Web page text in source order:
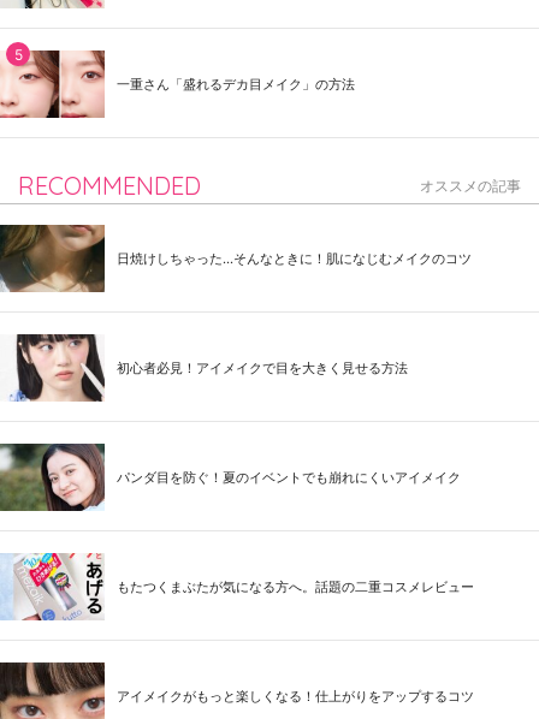
一重さん「盛れるデカ目メイク」の方法
RECOMMENDED オススメの記事
日焼けしちゃった...そんなときに！肌になじむメイクのコツ
初心者必見！アイメイクで目を大きく見せる方法
パンダ目を防ぐ！夏のイベントでも崩れにくいアイメイク
もたつくまぶたが気になる方へ。話題の二重コスメレビュー
アイメイクがもっと楽しくなる！仕上がりをアップするコツ